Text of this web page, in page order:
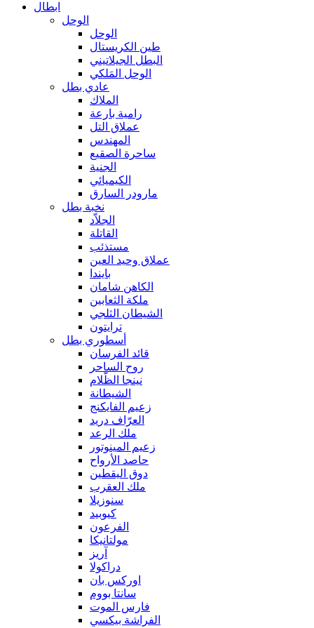
ابطال
الوحل
الوحل
طين الكريستال
البطل الجيلاتيني
الوحل المَلكي
عادي بطل
الملاك
رامية بارعة
عملاق التل
المهندس
ساحرة الصقيع
الجنية
الكيميائي
مارودر السارق
نخبة بطل
الجلاّد
القاتلة
مستذئب
عملاق وحيد العين
بايندا
الكاهن شامان
ملكة الثعابين
الشيطان الثلجي
ترايتون
أسطوري بطل
قائد الفرسان
روح الساحر
نينجا الظّلام
الشيطانة
زعيم الفايكنج
العرّاف دريد
ملك الرعد
زعيم المينوتور
حاصد الأرواح
دوق اليقطين
ملك العقرب
سنوزيلا
كيوبيد
الفرعون
مولتانيكا
آريز
دراكولا
اوركس بان
سانتا بووم
فارس الموت
الفراشة بيكسي